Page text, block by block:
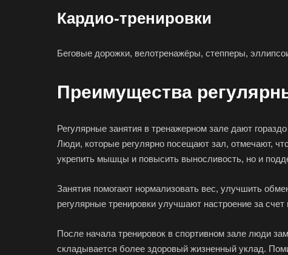
Кардио-тренировки
Беговые дорожки, велотренажёры, степперы,
Преимущества
Регулярные занятия в тренажерном зале дают
Люди, которые регулярно посещают зал, отмечают,
укрепить мышцы и повысить выносливость, но и
Занятия помогают нормализовать вес, улучшить
регулярные тренировки улучшают настроение за
После начала тренировок в спортивном зале люди
складывается более здоровый жизненный уклад.